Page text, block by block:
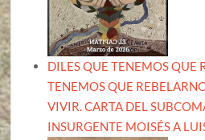
DILES QUE TENEMOS QUE
TENEMOS QUE
VIVIR. CARTA DEL
INSURGENTE MOISÉS A